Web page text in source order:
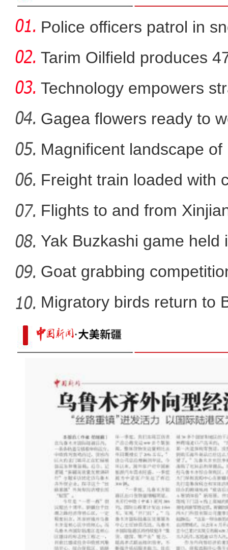
《游在新疆、吃住在兵团》
《游在新疆、吃住在兵团》
Police officers patrol in
Tarim Oilfield produces
Technology empowers
Xi
Gagea flowers ready to
Nal
Magnificent landscape
La
Freight train loaded with
Flights to and from
Yak Buzkashi game held
Goat grabbing
Migratory birds return to